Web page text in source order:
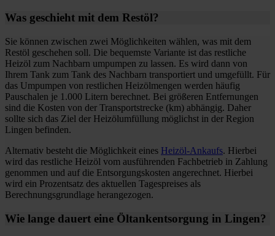
Was geschieht mit dem Restöl?
Sie können zwischen zwei Möglichkeiten wählen, was mit dem
Restöl geschehen soll. Die bequemste Variante ist das restliche
Heizöl zum Nachbarn umpumpen zu lassen. Es wird dann von
Ihrem Tank zum Tank des Nachbarn transportiert und umgefüllt. Für
das Umpumpen von restlichen Heizölmengen werden häufig
Pauschalen je 1.000 Litern berechnet. Bei größeren Entfernungen
sind die Kosten von der Transportstrecke (km) abhängig. Daher
sollte sich das Ziel der Heizölumfüllung möglichst in der Region
Lingen befinden.
Alternativ besteht die Möglichkeit eines Heizöl-Ankaufs. Hierbei
wird das restliche Heizöl vom ausführenden Fachbetrieb in Zahlung
genommen und auf die Entsorgungskosten angerechnet. Hierbei
wird ein Prozentsatz des aktuellen Tagespreises als
Berechnungsgrundlage herangezogen.
Wie lange dauert eine Öltankentsorgung in Lingen?